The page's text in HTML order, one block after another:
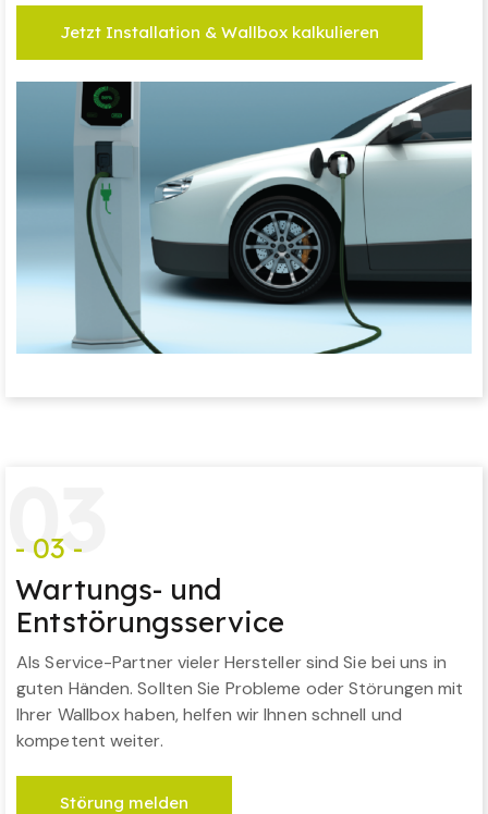
Jetzt Installation & Wallbox kalkulieren
03
- 03 -
Wartungs- und
Entstörungsservice
Als Service-Partner vieler Hersteller sind Sie bei uns in
guten Händen. Sollten Sie Probleme oder Störungen mit
Ihrer Wallbox haben, helfen wir Ihnen schnell und
kompetent weiter.
Störung melden